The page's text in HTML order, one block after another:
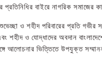
প্রতিনিধির বাইরে নাগরিক সমাজের
ও শহীদ পরিবারের প্রতি গভীর
শহীদ ও যোদ্ধাদের অবদান
আলোচনার ভিত্তিতে উপযুক্ত